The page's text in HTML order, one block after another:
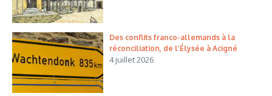
Des conflits franco-allemands à la
réconciliation, de l’Élysée à Acigné
4 juillet 2026